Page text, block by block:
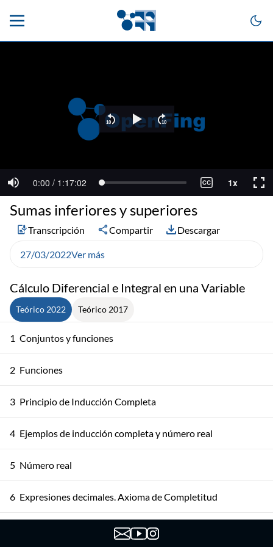
Cálculo Diferencial e Integral en una Variable
Teórico 2022 Teórico 2017
1 Conjuntos y funciones
2 Funciones
3 Principio de Inducción Completa
4 Ejemplos de inducción completa y número real
5 Número real
6 Expresiones decimales. Axioma de Completitud
Supremos, Ínfimos y Axioma de Completitud
Sumas inferiores y superiores
Transcripción Compartir Descargar
27/03/2022Ver más